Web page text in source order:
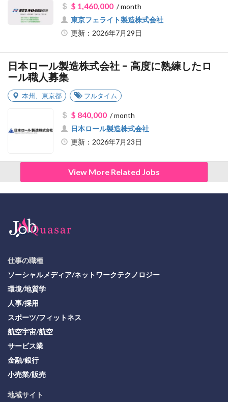
$ 1,460,000/ month
東京フェライト製造株式会社
更新：2026年7月29日
日本ロール製造株式会社 - 高度に熟練したロ
ール職人募集
本州 東京都 フルタイム
$ 840,000/ month
日本ロール製造株式会社
更新：2026年7月23日
View More Related Jobs
仕事の職種
ソーシャルメディア/ネットワークテクノロジー
環境/地質学
人事/採用
スポーツ/フィットネス
航空宇宙/航空
サービス業
金融/銀行
小売業/販売
地域サイト